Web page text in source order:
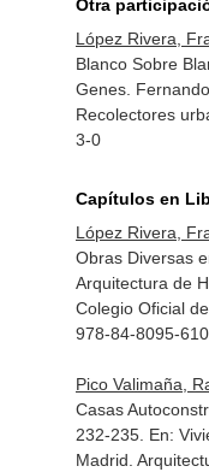
Otra
López Rivera,
Blanco Sobre
Genes.
Recolectores
3-0
Capítulos en
López Rivera,
Obras Diversas
Arquitectura de
Colegio Oficial
978-84-8095-
Pico Valimaña,
Casas
232-235. En:
Madrid.